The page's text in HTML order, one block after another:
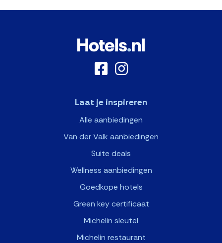
Laat je inspireren
Alle aanbiedingen
Van der Valk aanbiedingen
Suite deals
Wellness aanbiedingen
Goedkope hotels
Green key certificaat
Michelin sleutel
Michelin restaurant